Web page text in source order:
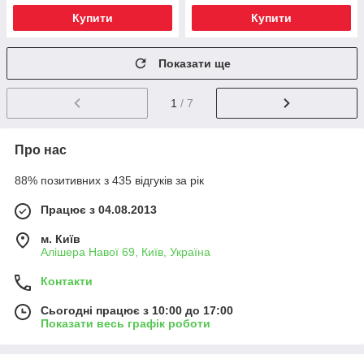
Купити Купити
Показати ще
1 / 7
Про нас
88% позитивних з 435 відгуків за рік
Працює з 04.08.2013
м. Київ
Алішера Навої 69, Київ, Україна
Контакти
Сьогодні працює з 10:00 до 17:00
Показати весь графік роботи